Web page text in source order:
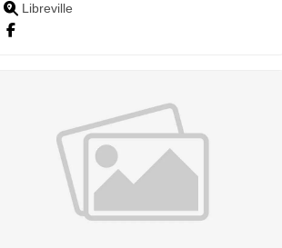
Libreville